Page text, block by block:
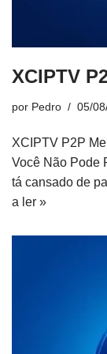
XCIPTV
por Pedro 05/
XCIPTV P2P
Você Não Pode
tá cansado de
a ler »